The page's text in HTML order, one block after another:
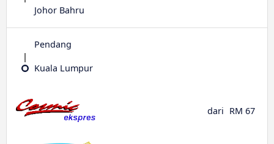
Johor Bahru
Pendang
Kuala Lumpur
dari RM 67